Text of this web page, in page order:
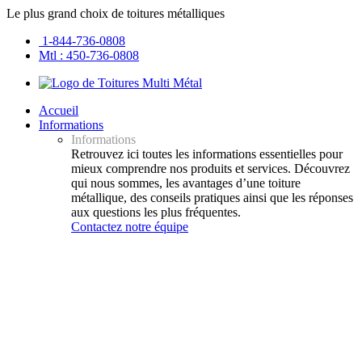
Le plus grand choix de toitures métalliques
1-844-736-0808
Mtl : 450-736-0808
Accueil
Informations
Informations
Retrouvez ici toutes les informations essentielles pour
mieux comprendre nos produits et services. Découvrez
qui nous sommes, les avantages d’une toiture
métallique, des conseils pratiques ainsi que les réponses
aux questions les plus fréquentes.
Contactez notre équipe